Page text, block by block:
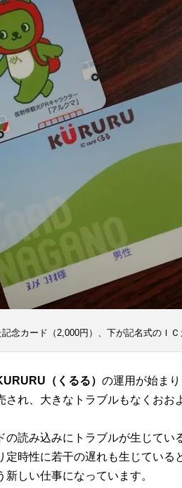
念カード（2,000円）、下が記名式のＩＣ
（くるる） の運用が始ま
れ、大きなトラブルもなくおお
読み込みにトラブルが生じてい
時性に若干の遅れも生じている
しい仕事になっています。